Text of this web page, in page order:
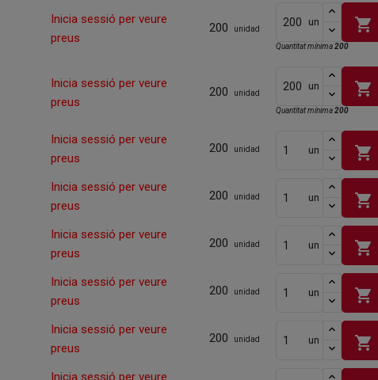
Inicia sessió per veure
preus
200 unidad
un shopping_cart
Quantitat mínima200
Inicia sessió per veure
preus
200 unidad
un shopping_cart
Quantitat mínima200
Inicia sessió per veure
preus
200 unidad un shopping_cart
Inicia sessió per veure
preus
200 unidad un shopping_cart
Inicia sessió per veure
preus
200 unidad un shopping_cart
Inicia sessió per veure
preus
200 unidad un shopping_cart
Inicia sessió per veure
preus
200 unidad un shopping_cart
Inicia sessió per veure